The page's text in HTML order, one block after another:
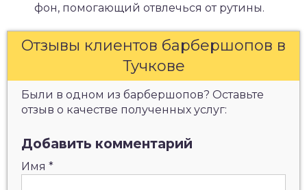
фон, помогающий отвлечься от рутины.
Отзывы клиентов барбершопов в
Тучкове
Были в одном из барбершопов? Оставьте
отзыв о качестве полученных услуг:
Добавить комментарий
Имя *